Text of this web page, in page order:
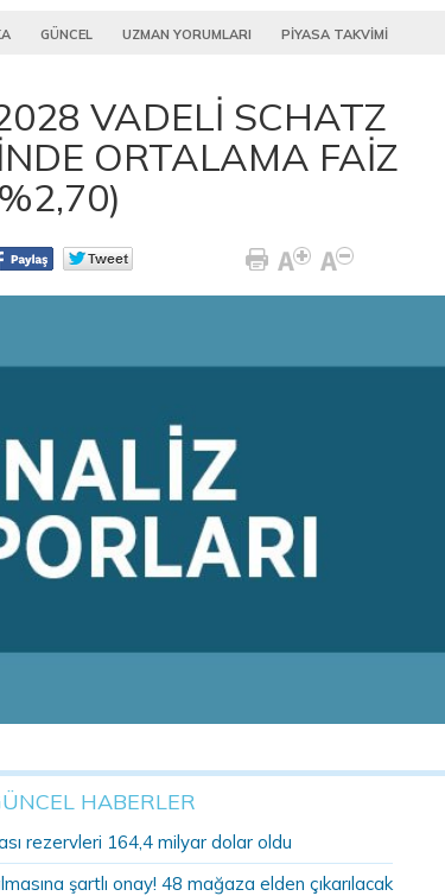
GÜNCEL UZMAN YORUMLARI PİYASA TAKVİMİ
VADELİ SCHATZ
ORTALAMA FAİZ
HABERLER
rezervleri 164,4 milyar dolar oldu
şartlı onay! 48 mağaza elden çıkarılacak